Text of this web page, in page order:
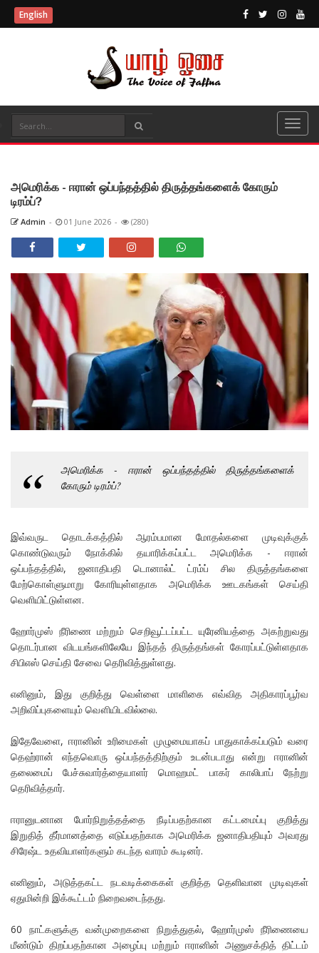
English
அமெரிக்க - ஈரான் ஒப்பந்தத்தில் திருத்தங்களைக் கோரும்
டிரம்ப்?
Admin - 01 June 2026 - (280)
அமெரிக்க - ஈரான் ஒப்பந்தத்தில் திருத்தங்களைக்
கோரும் டிரம்ப்?
இவ்வருட தொடக்கத்தில் ஆரம்பமான மோதல்களை முடிவுக்குக்
கொண்டுவரும் நோக்கில் தயாரிக்கப்பட்ட அமெரிக்க - ஈரான்
ஒப்பந்தத்தில், ஜனாதிபதி டொனால்ட் ட்ரம்ப் சில திருத்தங்களை
மேற்கொள்ளுமாறு கோரியுள்ளதாக அமெரிக்க ஊடகங்கள் செய்தி
வெளியிட்டுள்ளன.
ஹோர்முஸ் நீரிணை மற்றும் செறிவூட்டப்பட்ட யுரேனியத்தை அகற்றுவது
தொடர்பான விடயங்களிலேயே இந்தத் திருத்தங்கள் கோரப்பட்டுள்ளதாக
சிபிஎஸ் செய்தி சேவை தெரிவித்துள்ளது.
எனினும், இது குறித்து வெள்ளை மாளிகை எவ்வித அதிகாரப்பூர்வ
அறிவிப்புகளையும் வௌியிடவில்லை.
இதேவேளை, ஈரானின் உரிமைகள் முழுமையாகப் பாதுகாக்கப்படும் வரை
தெஹ்ரான் எந்தவொரு ஒப்பந்தத்திற்கும் உடன்படாது என்று ஈரானின்
தலைமைப் பேச்சுவார்த்தையாளர் மொஹமட் பாகர் காலிபாப் நேற்று
தெரிவித்தார்.
ஈரானுடனான போர்நிறுத்தத்தை நீடிப்பதற்கான கட்டமைப்பு குறித்து
இறுதித் தீர்மானத்தை எடுப்பதற்காக அமெரிக்க ஜனாதிபதியும் அவரது
சிரேஷ்ட உதவியாளர்களும் கடந்த வாரம் கூடினர்.
எனினும், அடுத்தகட்ட நடவடிக்கைகள் குறித்த தெளிவான முடிவுகள்
ஏதுமின்றி இக்கூட்டம் நிறைவடைந்தது.
60 நாட்களுக்கு வன்முறைகளை நிறுத்துதல், ஹோர்முஸ் நீரிணையை
மீண்டும் திறப்பதற்கான அழைப்பு மற்றும் ஈரானின் அணுசக்தித் திட்டம்